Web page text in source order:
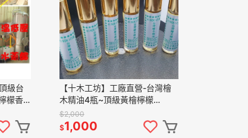
級台
檬香
您自
【十木工坊】工廠直營-台灣檜
木精油4瓶~頂級黃檜檸檬
香.hinoki(基礎油.原木提煉.水蒸
餾.古法煉製)
$2,000
$1,000